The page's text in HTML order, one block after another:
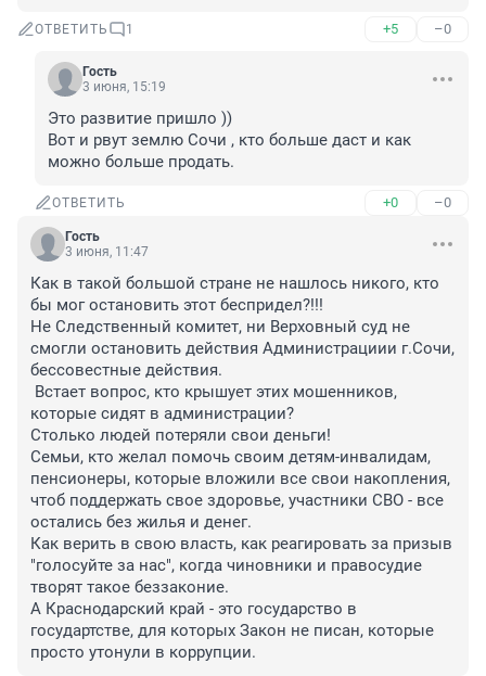
ОТВЕТИТЬ 1 +5 –0
Гость
3 июня, 15:19
Это развитие пришло ))
Вот и рвут землю Сочи , кто больше даст и как
можно больше продать.
ОТВЕТИТЬ +0 –0
Гость
3 июня, 11:47
Как в такой большой стране не нашлось никого, кто
бы мог остановить этот беспридел?!!!
Не Следственный комитет, ни Верховный суд не
смогли остановить действия Администрациии г.Сочи,
бессовестные действия.
Встает вопрос, кто крышует этих мошенников,
которые сидят в администрации?
Столько людей потеряли свои деньги!
Семьи, кто желал помочь своим детям-инвалидам,
пенсионеры, которые вложили все свои накопления,
чтоб поддержать свое здоровье, участники СВО - все
остались без жилья и денег.
Как верить в свою власть, как реагировать за призыв
"голосуйте за нас", когда чиновники и правосудие
творят такое беззаконие.
А Краснодарский край - это государство в
государтстве, для которых Закон не писан, которые
просто утонули в коррупции.